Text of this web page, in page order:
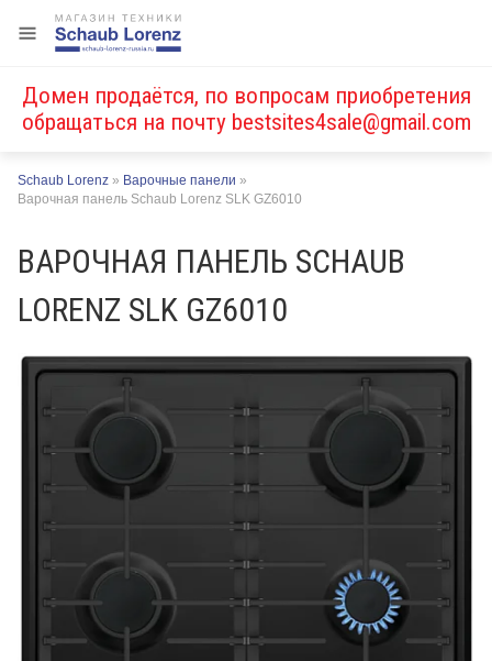
Домен продаётся, по вопросам приобретения
обращаться на почту bestsites4sale@gmail.com
Schaub Lorenz » Варочные панели »
Варочная панель Schaub Lorenz SLK GZ6010
ВАРОЧНАЯ ПАНЕЛЬ SCHAUB
LORENZ SLK GZ6010